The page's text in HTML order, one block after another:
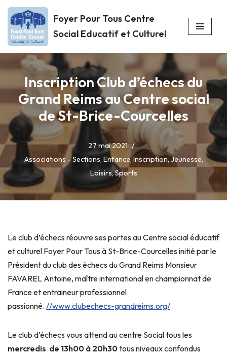
Aller
au
contenu
Foyer Pour Tous Centre
Social Educatif et Culturel
Inscription Club d’échecs du
Grand Reims au Centre social
de St-Brice-Courcelles
27 mai 2021
Associations - Sections, Enfance,Inscription,Jeunesse,
Loisirs,Sports
Le club d’échecs réouvre ses portes au Centre social éducatif
et culturel Foyer Pour Tous à St-Brice-Courcelles initié par le
Président du club des échecs du Grand Reims Monsieur
FAVAREL Antoine, maître international en championnat de
France et entraineur professionnel
passionné. //www.clubechecs-grandreims.org/
Le club d’échecs vous attend au centre Social tous les
mercredis de 13h00 à 20h30tous niveaux confondus